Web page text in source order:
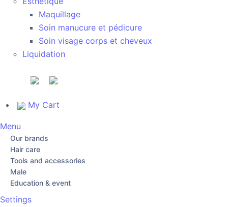
My Cart
Maquillage
Soin manucure et pédicure
Soin visage corps et cheveux
Liquidation
Menu
Our brands
Hair care
Tools and accessories
Male
Education & event
Settings